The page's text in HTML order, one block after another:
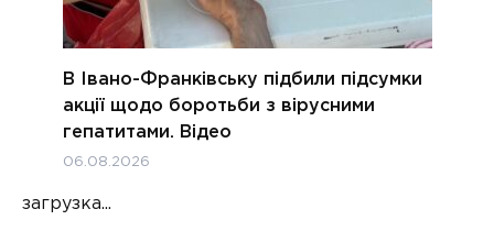
В Івано-Франківську підбили підсумки
акції щодо боротьби з вірусними
гепатитами. Відео
06.08.2026
загрузка...